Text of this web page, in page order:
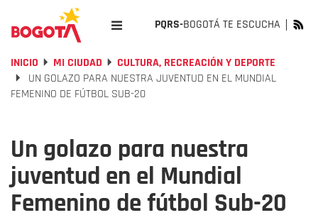
PQRS-BOGOTÁ TE ESCUCHA
INICIO MI CIUDAD
CULTURA, RECREACIÓN Y DEPORTE
UN GOLAZO PARA NUESTRA JUVENTUD EN EL MUNDIAL
FEMENINO DE FÚTBOL SUB-20
Un golazo para nuestra
juventud en el Mundial
Femenino de fútbol Sub-20